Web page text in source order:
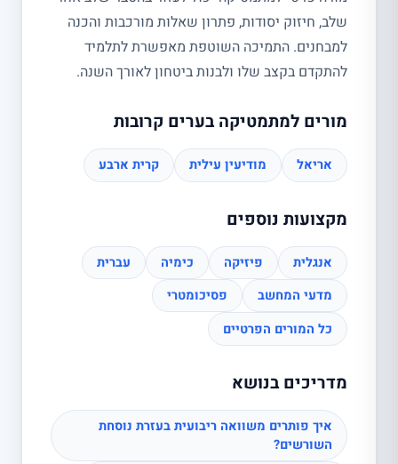
שלב, חיזוק יסודות, פתרון שאלות מורכבות והכנה
למבחנים. התמיכה השוטפת מאפשרת לתלמיד
להתקדם בקצב שלו ולבנות ביטחון לאורך השנה.
מורים למתמטיקה בערים קרובות
אריאל מודיעין עילית קרית ארבע
מקצועות נוספים
אנגלית פיזיקה כימיה
עברית
מדעי המחשב
פסיכומטרי
כל המורים הפרטיים
מדריכים בנושא
איך פותרים משוואה ריבועית בעזרת נוסחת
השורשים?